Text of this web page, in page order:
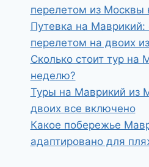
перелетом из Москвы
Путевка на Маврикий:
перелетом на двоих
Сколько стоит тур на
неделю?
Туры на Маврикий из
двоих все включено
Какое побережье
адаптировано для